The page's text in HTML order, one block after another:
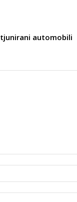
tjunirani automobili